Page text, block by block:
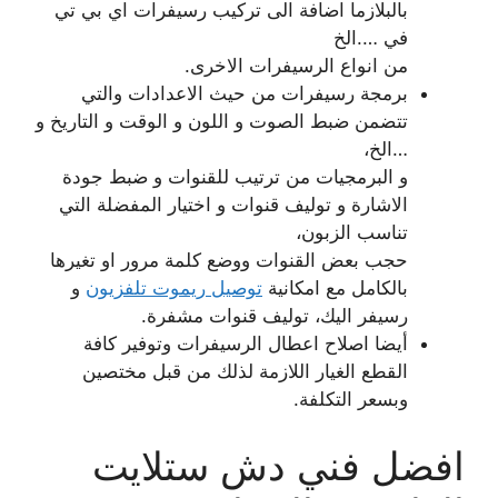
بالبلازما اضافة الى تركيب رسيفرات اي بي تي
في ….الخ
من انواع الرسيفرات الاخرى.
برمجة رسيفرات من حيث الاعدادات والتي
تتضمن ضبط الصوت و اللون و الوقت و التاريخ و
…الخ،
و البرمجيات من ترتيب للقنوات و ضبط جودة
الاشارة و توليف قنوات و اختيار المفضلة التي
تناسب الزبون،
حجب بعض القنوات ووضع كلمة مرور او تغيرها
بالكامل مع امكانية توصيل ريموت تلفزيون و
رسيفر اليك، توليف قنوات مشفرة.
أيضا اصلاح اعطال الرسيفرات وتوفير كافة
القطع الغيار اللازمة لذلك من قبل مختصين
وبسعر التكلفة.
افضل فني دش ستلايت